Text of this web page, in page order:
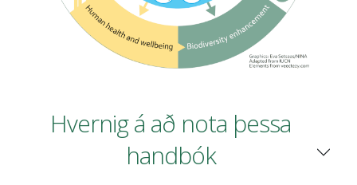
Hvernig á að nota þessa
handbók